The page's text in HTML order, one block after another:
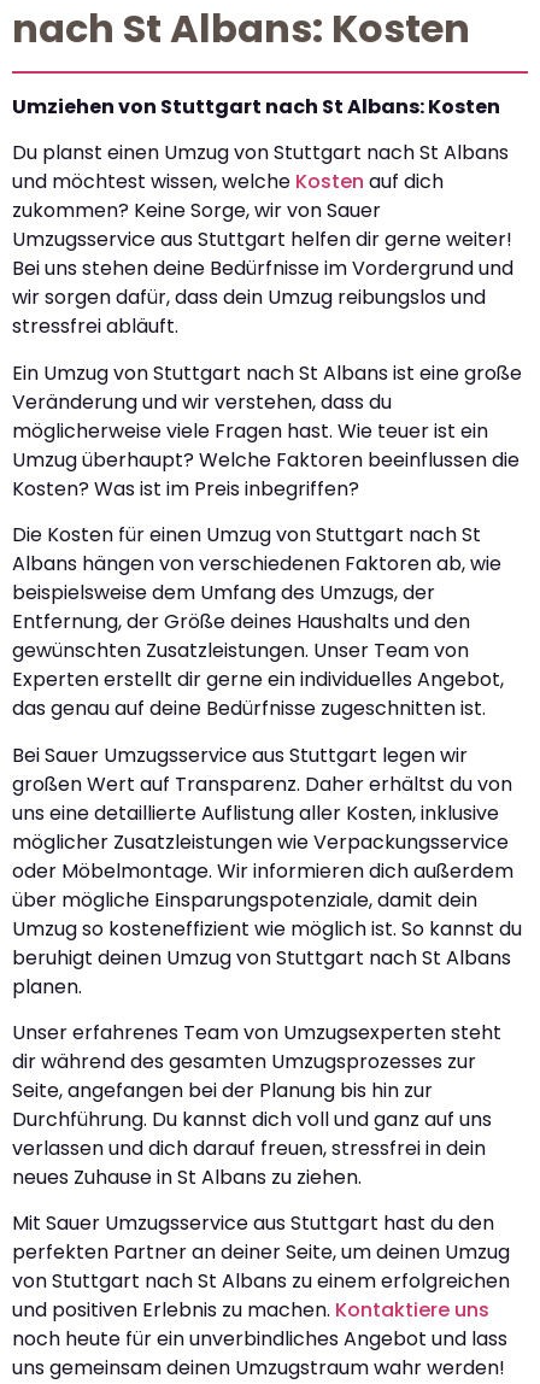
nach St Albans: Kosten
Umziehen von Stuttgart nach St Albans: Kosten
Du planst einen Umzug von Stuttgart nach St Albans
und möchtest wissen, welche Kosten auf dich
zukommen? Keine Sorge, wir von Sauer
Umzugsservice aus Stuttgart helfen dir gerne weiter!
Bei uns stehen deine Bedürfnisse im Vordergrund und
wir sorgen dafür, dass dein Umzug reibungslos und
stressfrei abläuft.
Ein Umzug von Stuttgart nach St Albans ist eine große
Veränderung und wir verstehen, dass du
möglicherweise viele Fragen hast. Wie teuer ist ein
Umzug überhaupt? Welche Faktoren beeinflussen die
Kosten? Was ist im Preis inbegriffen?
Die Kosten für einen Umzug von Stuttgart nach St
Albans hängen von verschiedenen Faktoren ab, wie
beispielsweise dem Umfang des Umzugs, der
Entfernung, der Größe deines Haushalts und den
gewünschten Zusatzleistungen. Unser Team von
Experten erstellt dir gerne ein individuelles Angebot,
das genau auf deine Bedürfnisse zugeschnitten ist.
Bei Sauer Umzugsservice aus Stuttgart legen wir
großen Wert auf Transparenz. Daher erhältst du von
uns eine detaillierte Auflistung aller Kosten, inklusive
möglicher Zusatzleistungen wie Verpackungsservice
oder Möbelmontage. Wir informieren dich außerdem
über mögliche Einsparungspotenziale, damit dein
Umzug so kosteneffizient wie möglich ist. So kannst du
beruhigt deinen Umzug von Stuttgart nach St Albans
planen.
Unser erfahrenes Team von Umzugsexperten steht
dir während des gesamten Umzugsprozesses zur
Seite, angefangen bei der Planung bis hin zur
Durchführung. Du kannst dich voll und ganz auf uns
verlassen und dich darauf freuen, stressfrei in dein
neues Zuhause in St Albans zu ziehen.
Mit Sauer Umzugsservice aus Stuttgart hast du den
perfekten Partner an deiner Seite, um deinen Umzug
von Stuttgart nach St Albans zu einem erfolgreichen
und positiven Erlebnis zu machen. Kontaktiere uns
noch heute für ein unverbindliches Angebot und lass
uns gemeinsam deinen Umzugstraum wahr werden!